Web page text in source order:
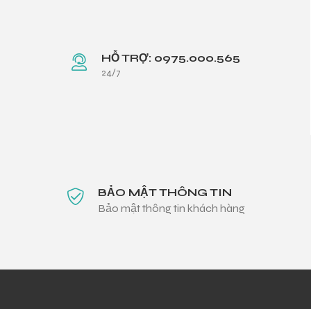
HỖ TRỢ: 0975.000.565
24/7
BẢO MẬT THÔNG TIN
Bảo mật thông tin khách hàng